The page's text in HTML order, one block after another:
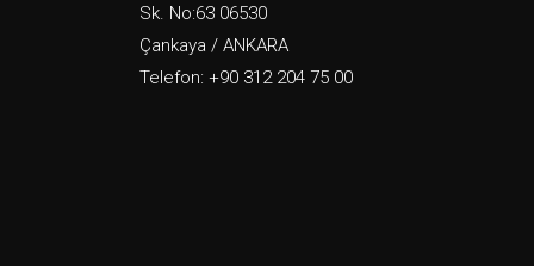
Sk. No:63 06530
Çankaya / ANKARA
Telefon: +90 312 204 75 00